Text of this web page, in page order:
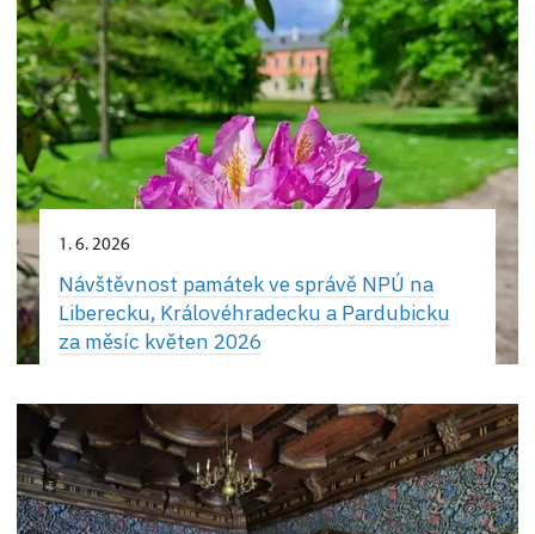
1. 6. 2026
Návštěvnost památek ve správě NPÚ na
Liberecku, Královéhradecku a Pardubicku
za měsíc květen 2026